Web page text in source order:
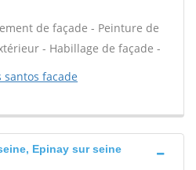
de façade - Peinture de
- Habillage de façade -
santos facade
Epinay sur seine